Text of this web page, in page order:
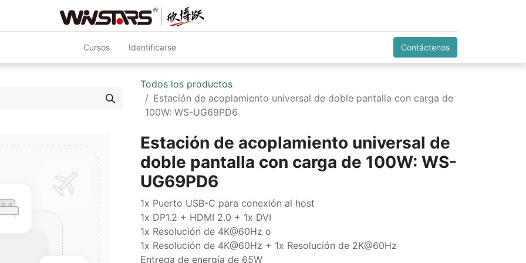
Cursos Identificarse Contáctenos
Todos los productos
Estación de acoplamiento universal de doble pantalla con carga de
100W: WS-UG69PD6
Estación de acoplamiento universal de
doble pantalla con carga de 100W: WS-
UG69PD6
1x Puerto USB-C para conexión al host
1x DP1.2 + HDMI 2.0 + 1x DVI
1x Resolución de 4K@60Hz o
1x Resolución de 4K@60Hz + 1x Resolución de 2K@60Hz
Entrega de energía de 65W